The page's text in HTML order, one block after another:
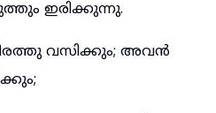
ഇരിക്കുന്നു.
വസിക്കും; അവൻ